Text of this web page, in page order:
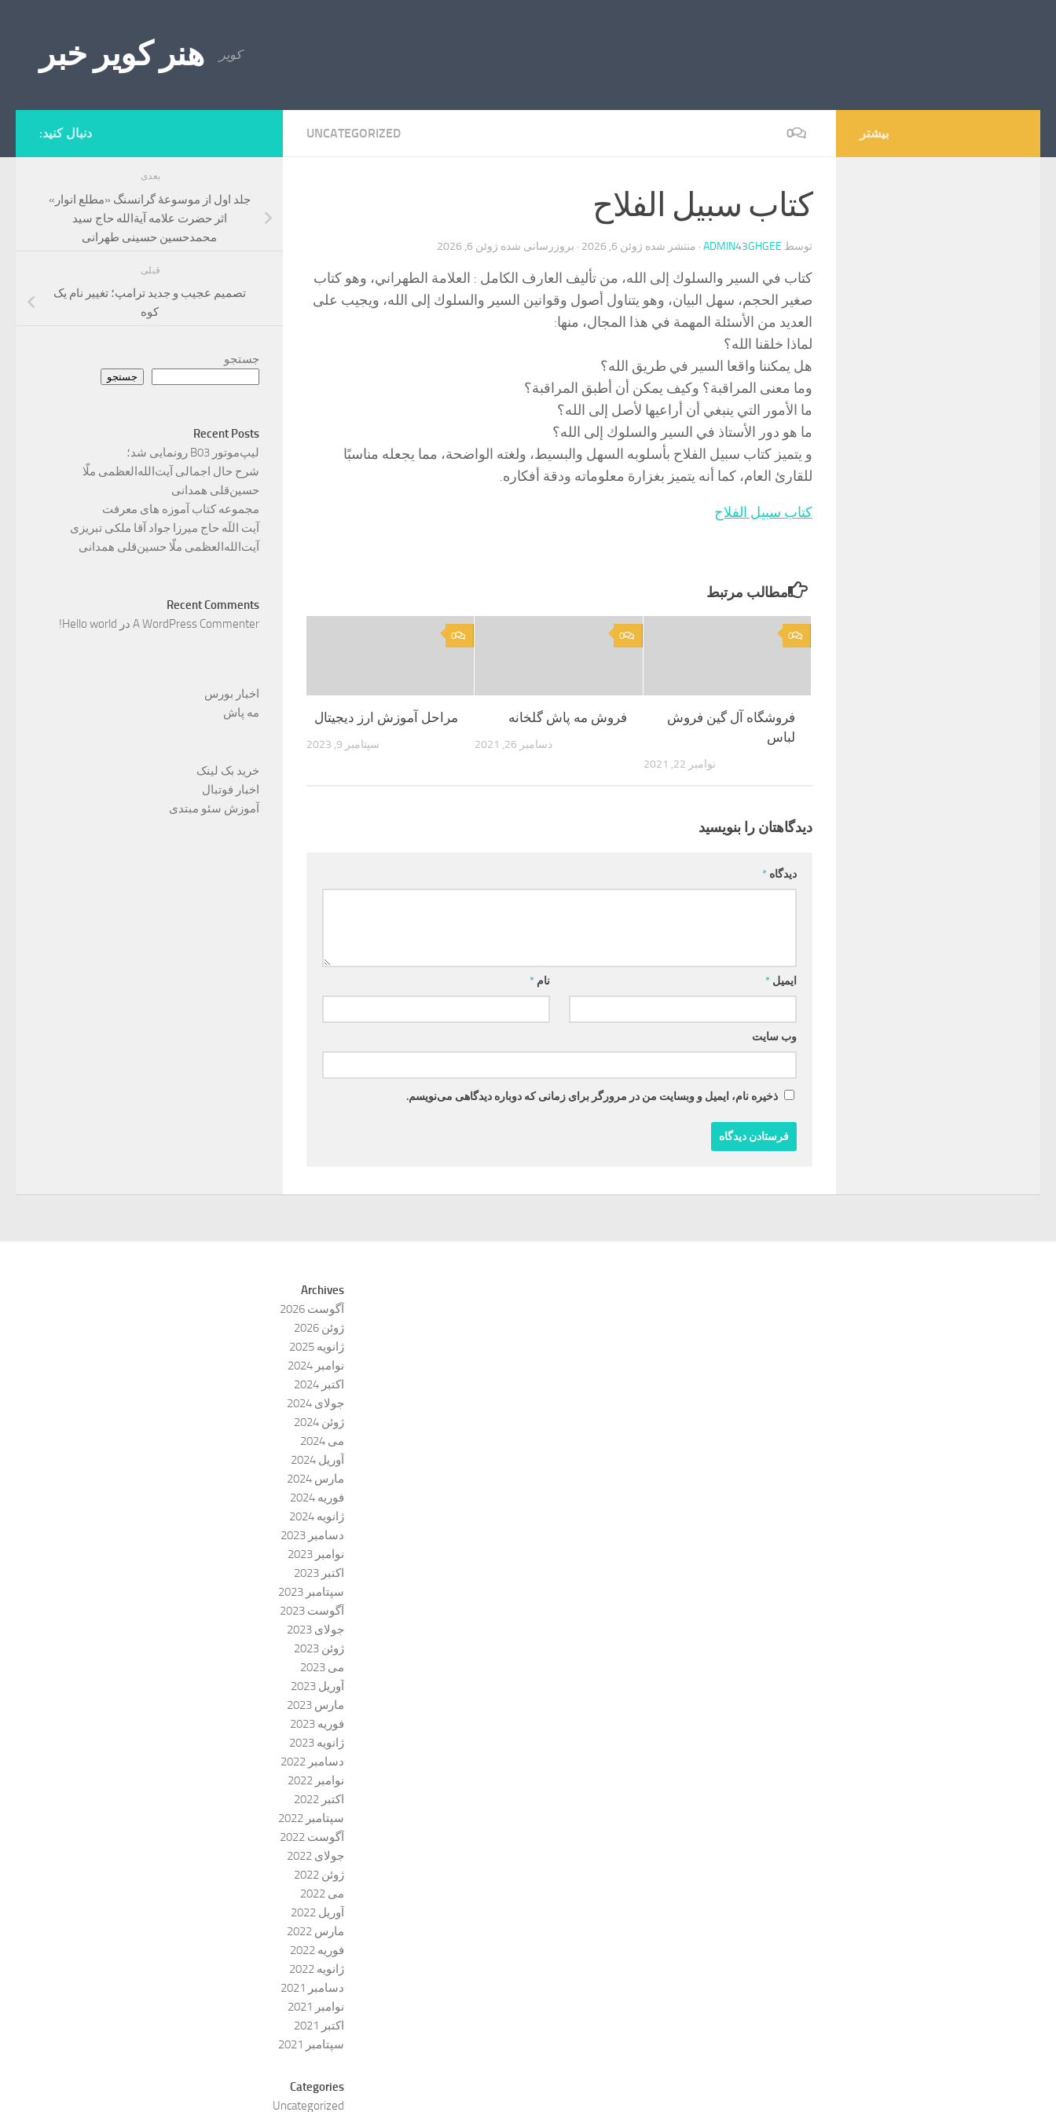
هنر کویر خبر کویر
UNCATEGORIZED 0
كتاب سبيل الفلاح
توسط ADMIN43GHGEE · منتشر شده ژوئن 6, 2026 · بروزرسانی شده ژوئن 6, 2026
كتاب في السير والسلوك إلى الله، من تأليف العارف الكامل : العلامة الطهراني، وهو كتاب
صغير الحجم، سهل البيان، وهو يتناول أصول وقوانين السير والسلوك إلى الله، ويجيب على
العديد من الأسئلة المهمة في هذا المجال، منها:
لماذا خلقنا الله؟
هل يمكننا واقعا السير في طريق الله؟
وما معنى المراقبة؟ وكيف يمكن أن أطبق المراقبة؟
ما الأمور التي ينبغي أن أراعيها لأصل إلى الله؟
ما هو دور الأستاذ في السير والسلوك إلى الله؟
و يتميز كتاب سبيل الفلاح بأسلوبه السهل والبسيط، ولغته الواضحة، مما يجعله مناسبًا
للقارئ العام، كما أنه يتميز بغزارة معلوماته ودقة أفكاره.
كتاب سبيل الفلاح
مطالب مرتبط
0
مراحل آموزش ارز دیجیتال
سپتامبر 9, 2023
0
فروش مه پاش گلخانه
دسامبر 26, 2021
0
فروشگاه آل گین فروش
لباس
نوامبر 22, 2021
دیدگاهتان را بنویسید
دیدگاه *
نام* ایمیل *
وب‌ سایت
ذخیره نام، ایمیل و وبسایت من در مرورگر برای زمانی که دوباره دیدگاهی می‌نویسم.
دنبال کنید:
بعدی
جلد اول از موسوعۀ گرانسنگ «مطلع انوار»
اثر حضرت علامه آیة‌الله حاج سید
محمدحسین حسینی طهرانی
قبلی
تصمیم عجیب و جدید ترامپ؛ تغییر نام یک
کوه
جستجو
جستجو
Recent Posts
لیپ‌موتور B03 رونمایی شد؛
شرح حال اجمالی آیت‌الله‌العظمی ملّا
حسین‌قلی همدانی
مجموعه کتاب آموزه های معرفت
آیت اللَه حاج میرزا جواد آقا ملکی تبریزی
آیت‌الله‌العظمی ملّا حسین‌قلی همدانی
Recent Comments
A WordPress Commenter در Hello world!
اخبار بورس
مه پاش
خرید بک لینک
اخبار فوتبال
آموزش سئو مبتدی
بیشتر
Archives
آگوست 2026
ژوئن 2026
ژانویه 2025
نوامبر 2024
اکتبر 2024
جولای 2024
ژوئن 2024
می 2024
آوریل 2024
مارس 2024
فوریه 2024
ژانویه 2024
دسامبر 2023
نوامبر 2023
اکتبر 2023
سپتامبر 2023
آگوست 2023
جولای 2023
ژوئن 2023
می 2023
آوریل 2023
مارس 2023
فوریه 2023
ژانویه 2023
دسامبر 2022
نوامبر 2022
اکتبر 2022
سپتامبر 2022
آگوست 2022
جولای 2022
ژوئن 2022
می 2022
آوریل 2022
مارس 2022
فوریه 2022
ژانویه 2022
دسامبر 2021
نوامبر 2021
اکتبر 2021
سپتامبر 2021
Categories
Uncategorized